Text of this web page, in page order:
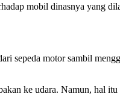
mobil dinasnya yang
sepeda motor sambil
ke udara. Namun, hal